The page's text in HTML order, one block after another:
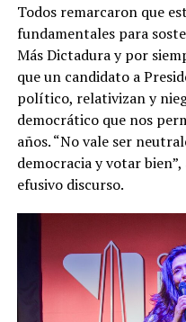
Todos remarcaron que
fundamentales para
Más Dictadura y por
que un candidato a
político, relativizan y
democrático que nos
años. “No vale ser
democracia y votar
efusivo discurso.